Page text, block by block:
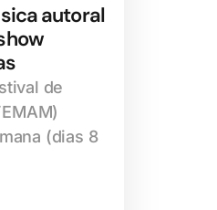
autoral
de
(dias 8